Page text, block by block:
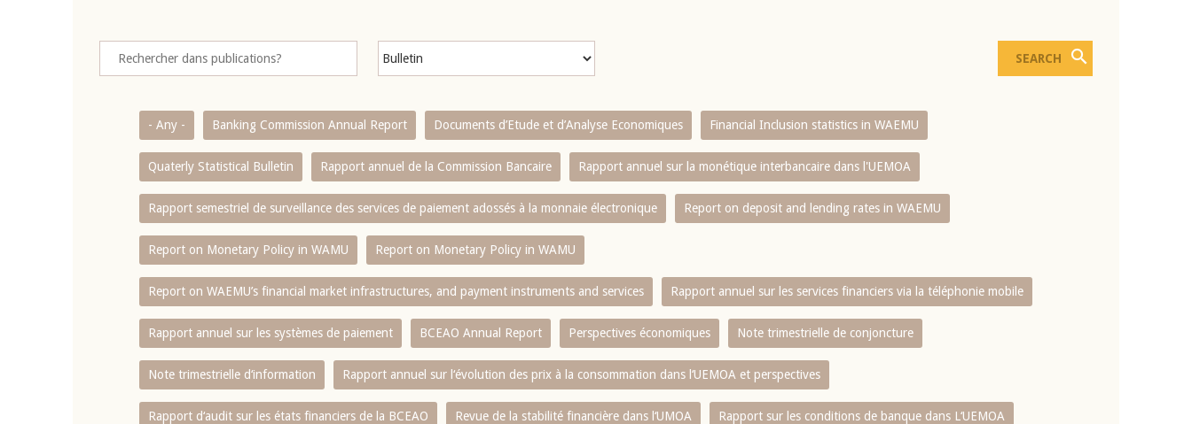
- Any - Banking Commission Annual Report Documents d’Etude et d’Analyse Economiques Financial Inclusion statistics in WAEMU
Quaterly Statistical Bulletin Rapport annuel de la Commission Bancaire Rapport annuel sur la monétique interbancaire dans l'UEMOA
Rapport semestriel de surveillance des services de paiement adossés à la monnaie électronique Report on deposit and lending rates in WAEMU
Report on Monetary Policy in WAMU Report on Monetary Policy in WAMU
Report on WAEMU’s financial market infrastructures, and payment instruments and services Rapport annuel sur les services financiers via la téléphonie mobile
Rapport annuel sur les systèmes de paiement BCEAO Annual Report Perspectives économiques Note trimestrielle de conjoncture
Note trimestrielle d‘information Rapport annuel sur l‘évolution des prix à la consommation dans l‘UEMOA et perspectives
Rapport d‘audit sur les états financiers de la BCEAO Revue de la stabilité financière dans l‘UMOA Rapport sur les conditions de banque dans L‘UEMOA